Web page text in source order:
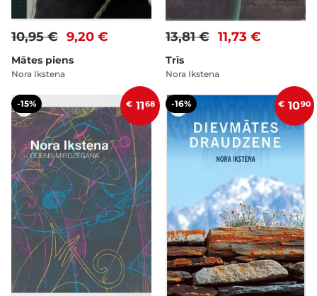
9,20 €
10,95 €
Mātes piens
Nora Ikstena
11,73 €
13,81 €
Trīs
Nora Ikstena
-15% € 1168 -16% € 1090